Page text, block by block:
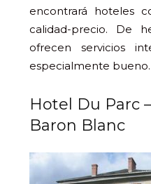
encontrará hoteles
calidad-precio. De
ofrecen servicios
especialmente bueno.
Hotel Du Parc
Baron Blanc